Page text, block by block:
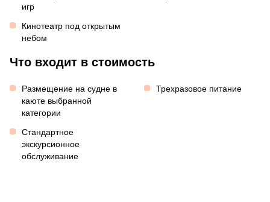
игр
Кинотеатр под открытым
небом
Что входит в стоимость
Размещение на судне в
каюте выбранной
категории
Трехразовое питание
Стандартное
экскурсионное
обслуживание